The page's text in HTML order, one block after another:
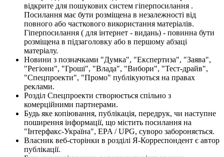
відкрите для пошукових систем гіперпосилання .
Посилання має бути розміщена в незалежності від
повного або часткового використання матеріалів.
Гіперпосилання ( для інтернет - видань) - повинна бути
розміщена в підзаголовку або в першому абзаці
матеріалу.
Новини з позначками "Думка", "Експертиза", "Заява",
"Регіони", "Гроші", "Влада", "Вибори", "Тест-драйв",
"Спецпроекти", "Промо" публікуються на правах
реклами.
Розділ Спецпроекти створюється спільно з
комерційними партнерами.
Будь яке копіювання, публікація, передрук, чи наступне
поширення інформації, що містить посилання на
"Інтерфакс-Україна", EPA / UPG, суворо забороняється.
Власник веб-сторінки в розділі Я-Корреспондент є автор
публікації.